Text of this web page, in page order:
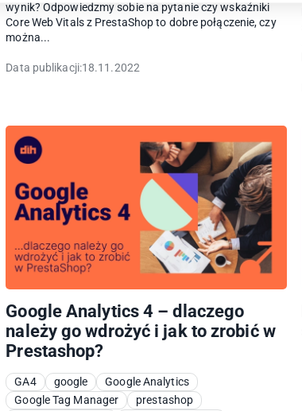
wynik? Odpowiedzmy sobie na pytanie czy wskaźniki
Core Web Vitals z PrestaShop to dobre połączenie, czy
można...
Data publikacji:18.11.2022
Google Analytics 4 – dlaczego
należy go wdrożyć i jak to zrobić w
Prestashop?
GA4 google
Google Analytics
Google Tag Manager
prestashop